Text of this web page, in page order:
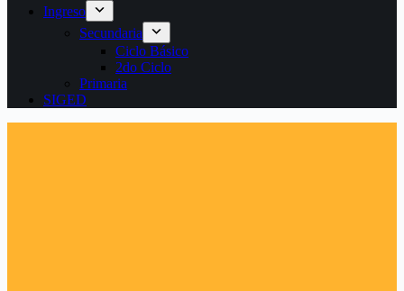
Ingreso
Secundaria
Ciclo Básico
2do Ciclo
Primaria
SIGED